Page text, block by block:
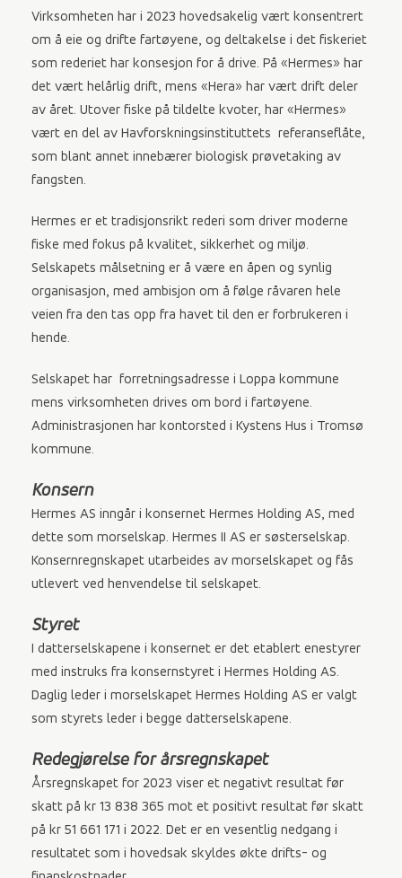
Virksomheten har i 2023 hovedsakelig vært konsentrert
om å eie og drifte fartøyene, og deltakelse i det fiskeriet
som rederiet har konsesjon for å drive. På «Hermes» har
det vært helårlig drift, mens «Hera» har vært drift deler
av året. Utover fiske på tildelte kvoter, har «Hermes»
vært en del av Havforskningsinstituttets referanseflåte,
som blant annet innebærer biologisk prøvetaking av
fangsten.
Hermes er et tradisjonsrikt rederi som driver moderne
fiske med fokus på kvalitet, sikkerhet og miljø.
Selskapets målsetning er å være en åpen og synlig
organisasjon, med ambisjon om å følge råvaren hele
veien fra den tas opp fra havet til den er forbrukeren i
hende.
Selskapet har forretningsadresse i Loppa kommune
mens virksomheten drives om bord i fartøyene.
Administrasjonen har kontorsted i Kystens Hus i Tromsø
kommune.
Konsern
Hermes AS inngår i konsernet Hermes Holding AS, med
dette som morselskap. Hermes II AS er søsterselskap.
Konsernregnskapet utarbeides av morselskapet og fås
utlevert ved henvendelse til selskapet.
Styret
I datterselskapene i konsernet er det etablert enestyrer
med instruks fra konsernstyret i Hermes Holding AS.
Daglig leder i morselskapet Hermes Holding AS er valgt
som styrets leder i begge datterselskapene.
Redegjørelse for årsregnskapet
Årsregnskapet for 2023 viser et negativt resultat før
skatt på kr 13 838 365 mot et positivt resultat før skatt
på kr 51 661 171 i 2022. Det er en vesentlig nedgang i
resultatet som i hovedsak skyldes økte drifts- og